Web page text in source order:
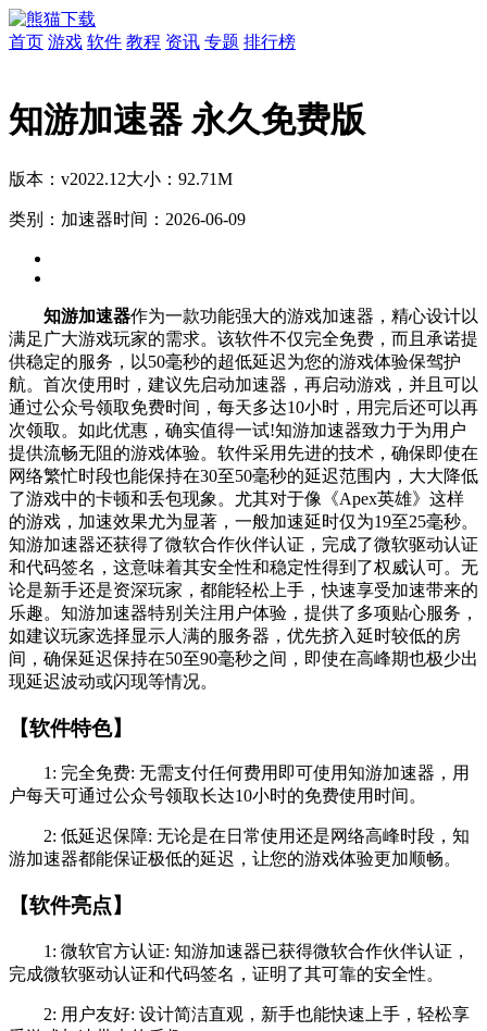
首页 游戏 软件 教程 资讯 专题 排行榜
知游加速器 永久免费版
版本：v2022.12大小：92.71M
类别：加速器时间：2026-06-09
知游加速器作为一款功能强大的游戏加速器，精心设计以
满足广大游戏玩家的需求。该软件不仅完全免费，而且承诺提
供稳定的服务，以50毫秒的超低延迟为您的游戏体验保驾护
航。首次使用时，建议先启动加速器，再启动游戏，并且可以
通过公众号领取免费时间，每天多达10小时，用完后还可以再
次领取。如此优惠，确实值得一试!知游加速器致力于为用户
提供流畅无阻的游戏体验。软件采用先进的技术，确保即使在
网络繁忙时段也能保持在30至50毫秒的延迟范围内，大大降低
了游戏中的卡顿和丢包现象。尤其对于像《Apex英雄》这样
的游戏，加速效果尤为显著，一般加速延时仅为19至25毫秒。
知游加速器还获得了微软合作伙伴认证，完成了微软驱动认证
和代码签名，这意味着其安全性和稳定性得到了权威认可。无
论是新手还是资深玩家，都能轻松上手，快速享受加速带来的
乐趣。知游加速器特别关注用户体验，提供了多项贴心服务，
如建议玩家选择显示人满的服务器，优先挤入延时较低的房
间，确保延迟保持在50至90毫秒之间，即使在高峰期也极少出
现延迟波动或闪现等情况。
【软件特色】
1: 完全免费: 无需支付任何费用即可使用知游加速器，用
户每天可通过公众号领取长达10小时的免费使用时间。
2: 低延迟保障: 无论是在日常使用还是网络高峰时段，知
游加速器都能保证极低的延迟，让您的游戏体验更加顺畅。
【软件亮点】
1: 微软官方认证: 知游加速器已获得微软合作伙伴认证，
完成微软驱动认证和代码签名，证明了其可靠的安全性。
2: 用户友好: 设计简洁直观，新手也能快速上手，轻松享